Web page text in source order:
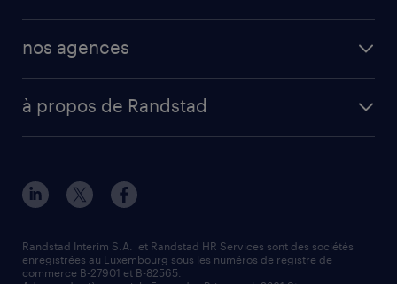
nos agences
à propos de Randstad
Randstad Interim S.A. et Randstad HR Services sont des sociétés
enregistrées au Luxembourg sous les numéros de registre de
commerce B-27901 et B-82565.